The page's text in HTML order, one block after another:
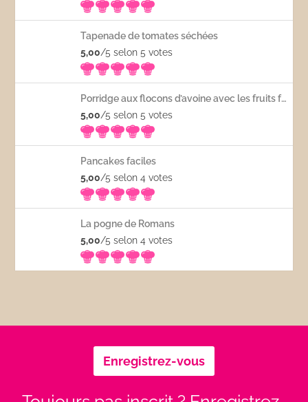
Tapenade de tomates séchées
5,00/5 selon 5votes
Porridge aux flocons d’avoine avec les fruits frais
5,00/5 selon 5votes
Pancakes faciles
5,00/5 selon 4votes
La pogne de Romans
5,00/5 selon 4votes
Enregistrez-vous